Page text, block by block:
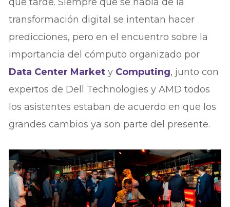
transformación digital se intentan hacer
predicciones, pero en el encuentro sobre la
importancia del cómputo organizado por
Data Center Market y Computing, junto con
expertos de Dell Technologies y AMD todos
los asistentes estaban de acuerdo en que los
grandes cambios ya son parte del presente.